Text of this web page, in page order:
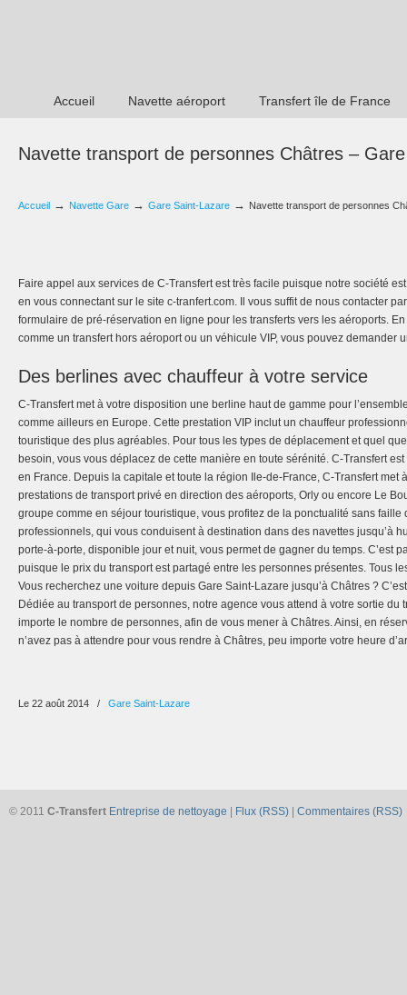
Accueil Navette aéroport Transfert île de France
Navette transport de personnes Châtres –
Accueil → Navette Gare → Gare Saint-Lazare → Navette transport de personnes
Faire appel aux services de C-Transfert est très facile puisque notre société
en vous connectant sur le site c-tranfert.com. Il vous suffit de nous contacter
formulaire de pré-réservation en ligne pour les transferts vers les aéroports.
comme un transfert hors aéroport ou un véhicule VIP, vous pouvez demander
Des berlines avec chauffeur à votre service
C-Transfert met à votre disposition une berline haut de gamme pour
comme ailleurs en Europe. Cette prestation VIP inclut un chauffeur
touristique des plus agréables. Pour tous les types de déplacement et quel
besoin, vous vous déplacez de cette manière en toute sérénité. C-Transfert
en France. Depuis la capitale et toute la région Ile-de-France, C-Transfert met
prestations de transport privé en direction des aéroports, Orly ou encore Le
groupe comme en séjour touristique, vous profitez de la ponctualité sans faille
professionnels, qui vous conduisent à destination dans des navettes jusqu’à
porte-à-porte, disponible jour et nuit, vous permet de gagner du temps. C’est
puisque le prix du transport est partagé entre les personnes présentes. Tous
Vous recherchez une voiture depuis Gare Saint-Lazare jusqu’à Châtres ?
Dédiée au transport de personnes, notre agence vous attend à votre sortie du
importe le nombre de personnes, afin de vous mener à Châtres. Ainsi, en
n’avez pas à attendre pour vous rendre à Châtres, peu importe votre heure
Le 22 août 2014 / Gare Saint-Lazare
© 2011 C-Transfert Entreprise de nettoyage Flux (RSS) Commentaires (RSS)